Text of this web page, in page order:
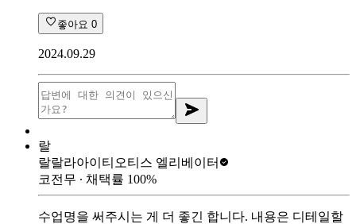
좋아요 0
2024.09.29
랄
랄랄라아이티 오티스 엘리베이터
코전무 ∙ 채택률 100%
수업명을 써주시는 게 더 좋긴 합니다. 내용은 디테일할